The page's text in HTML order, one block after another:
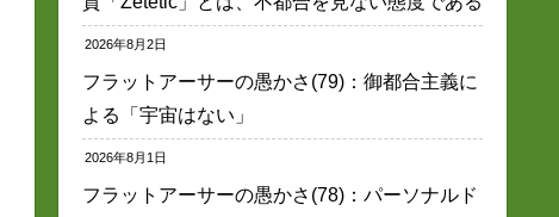
2026年8月2日
フラットアーサーの愚かさ(79)：御都合主義に
よる「宇宙はない」
2026年8月1日
フラットアーサーの愚かさ(78)：パーソナルド